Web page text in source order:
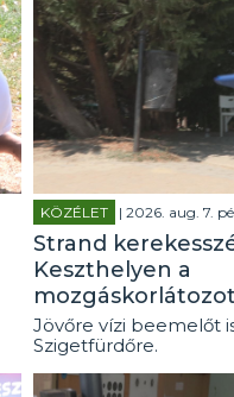
KÖZÉLET | 2026. aug. 7.
Strand
Keszthelyen a
Jövőre vízi beemelőt
Szigetfürdőre.